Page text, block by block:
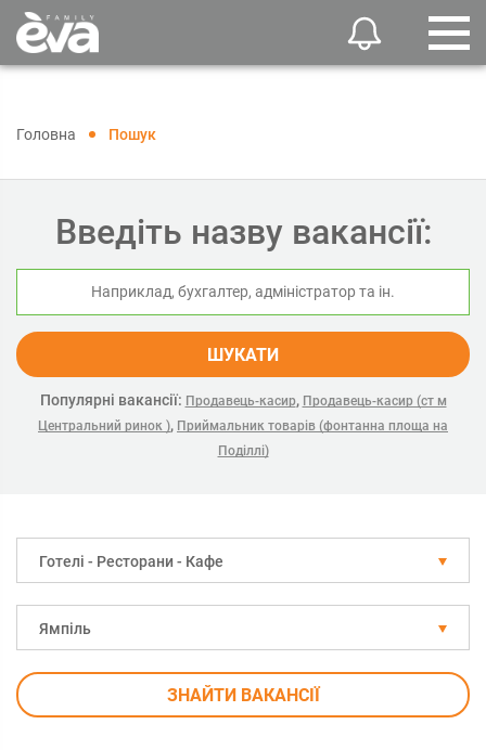
Головна Пошук
Введіть назву вакансії:
ШУКАТИ
Популярні вакансії: Продавець-касир, Продавець-касир (ст м
Центральний ринок ), Приймальник товарів (фонтанна площа на
Поділлі)
Готелі - Ресторани - Кафе
Ямпіль
ЗНАЙТИ ВАКАНСІЇ